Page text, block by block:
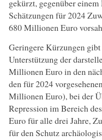
gekürzt, gegenüber
Schätzungen für 2024
680 Millionen Euro
Geringere Kürzungen gibt
Unterstützung der
Millionen Euro in den
den für 2024
Millionen Euro), bei der
Repression im Bereich
Euro für alle drei Jahre,
für den Schutz